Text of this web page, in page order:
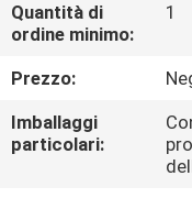
CONTROLLO
DELLA
QUALITÀ
Quantità di
ordine minimo:
1
Prezzo:
Imballaggi
particolari: